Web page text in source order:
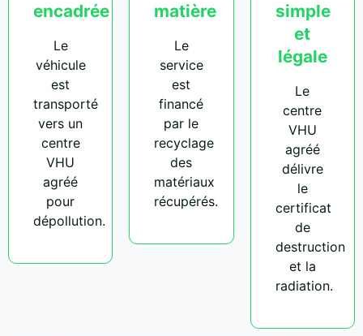
encadrée
Le
véhicule
est
transporté
vers un
centre
VHU
agréé
pour
dépollution.
matière
Le
service
est
financé
par le
recyclage
des
matériaux
récupérés.
simple
et
légale
Le
centre
VHU
agréé
délivre
le
certificat
de
destruction
et la
radiation.